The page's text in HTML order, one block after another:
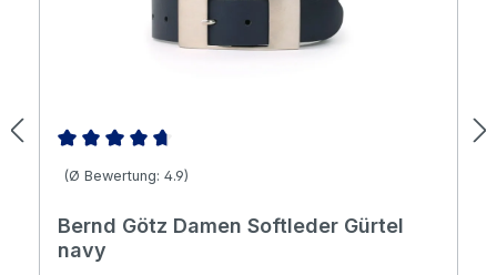
Durchschnittliche Bewertung von 4.86 von 5 Sternen
(Ø Bewertung: 4.9)
Bernd Götz Damen Softleder Gürtel
navy